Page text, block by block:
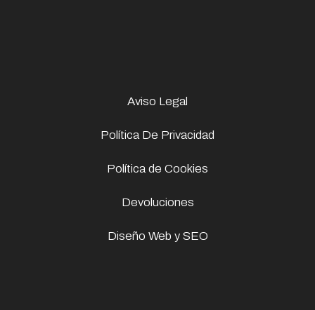
Aviso Legal
Política De Privacidad
Política de Cookies
Devoluciones
Diseño Web y SEO